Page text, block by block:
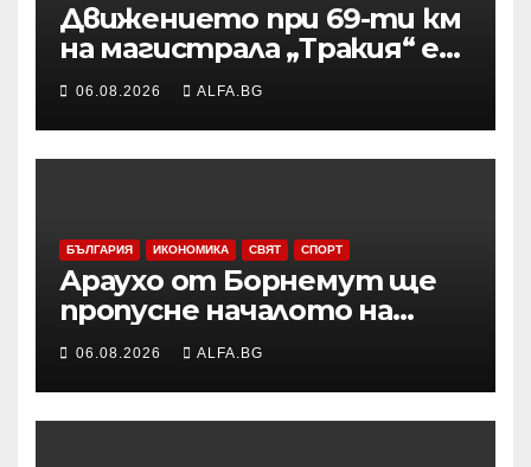
Движението при 69-ти км
на магистрала „Тракия“ е
затворено заради
възникналия пожар в
района
06.08.2026 ALFA.BG
БЪЛГАРИЯ ИКОНОМИКА СВЯТ СПОРТ
Араухо от Борнемут ще
пропусне началото на
сезона във Висшата лига
заради операция на лявото
бедро
06.08.2026 ALFA.BG